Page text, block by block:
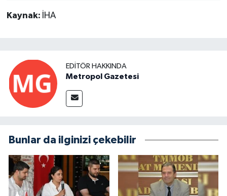
Kaynak: İHA
EDITÖR HAKKINDA
Metropol Gazetesi
Bunlar da ilginizi çekebilir